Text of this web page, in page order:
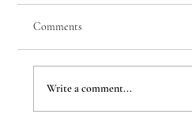
Few Things of Note #78
Comments
Write a comment...